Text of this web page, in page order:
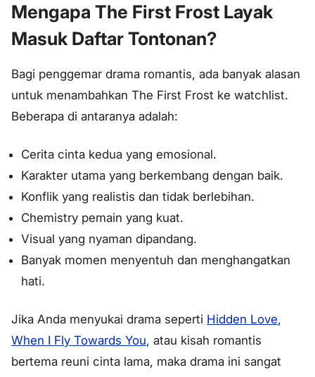
Mengapa The First Frost Layak
Masuk Daftar Tontonan?
Bagi penggemar drama romantis, ada banyak alasan
untuk menambahkan The First Frost ke watchlist.
Beberapa di antaranya adalah:
Cerita cinta kedua yang emosional.
Karakter utama yang berkembang dengan baik.
Konflik yang realistis dan tidak berlebihan.
Chemistry pemain yang kuat.
Visual yang nyaman dipandang.
Banyak momen menyentuh dan menghangatkan
hati.
Jika Anda menyukai drama seperti Hidden Love,
When I Fly Towards You, atau kisah romantis
bertema reuni cinta lama, maka drama ini sangat